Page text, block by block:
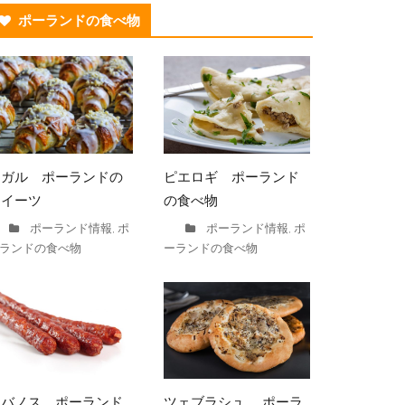
ポーランドの食べ物
ル ポーランドの
ーツ
ポーランド情報 ポ
ンドの食べ物
ピエロギ ポーランド
の食べ物
ポーランド情報 ポ
ーランドの食べ物